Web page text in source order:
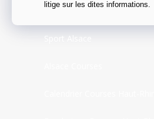
litige sur les dites informations.